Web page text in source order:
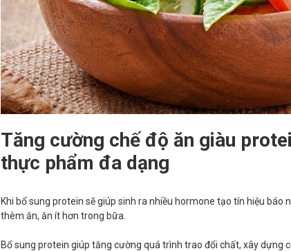
Tăng cường chế độ ăn giàu
thực phẩm đa dạng
Khi bổ sung protein sẽ giúp sinh ra nhiều hormone tạo tín hiệu báo
thèm ăn, ăn ít hơn trong bữa.
Bổ sung protein giúp tăng cường quá trình trao đổi chất, xây dựng